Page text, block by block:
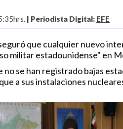
| Periodista Digital: EFE
que cualquier nuevo
militar estadounidense" en
se han registrado bajas
a sus instalaciones